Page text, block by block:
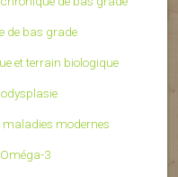
de bas grade
et terrain biologique
modernes
3